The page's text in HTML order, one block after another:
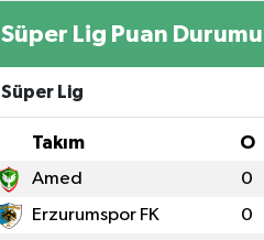
Süper Lig Puan Durumu
Süper Lig
Takım O
Amed 0
Erzurumspor FK 0